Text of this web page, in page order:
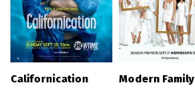
Californication Modern Family